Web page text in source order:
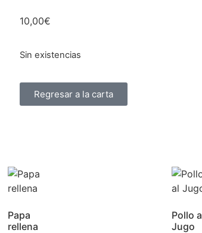
10,00€
Sin existencias
Regresar a la carta
Papa
rellena
Pollo
Jugo